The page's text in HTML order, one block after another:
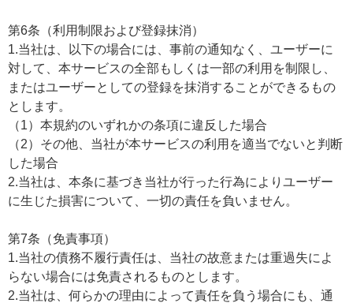
第6条（利用制限および登録抹消）
1.当社は、以下の場合には、事前の通知なく、ユーザーに
対して、本サービスの全部もしくは一部の利用を制限し、
またはユーザーとしての登録を抹消することができるもの
とします。
（1）本規約のいずれかの条項に違反した場合
（2）その他、当社が本サービスの利用を適当でないと判断
した場合
2.当社は、本条に基づき当社が行った行為によりユーザー
に生じた損害について、一切の責任を負いません。
第7条（免責事項）
1.当社の債務不履行責任は、当社の故意または重過失によ
らない場合には免責されるものとします。
2.当社は、何らかの理由によって責任を負う場合にも、通